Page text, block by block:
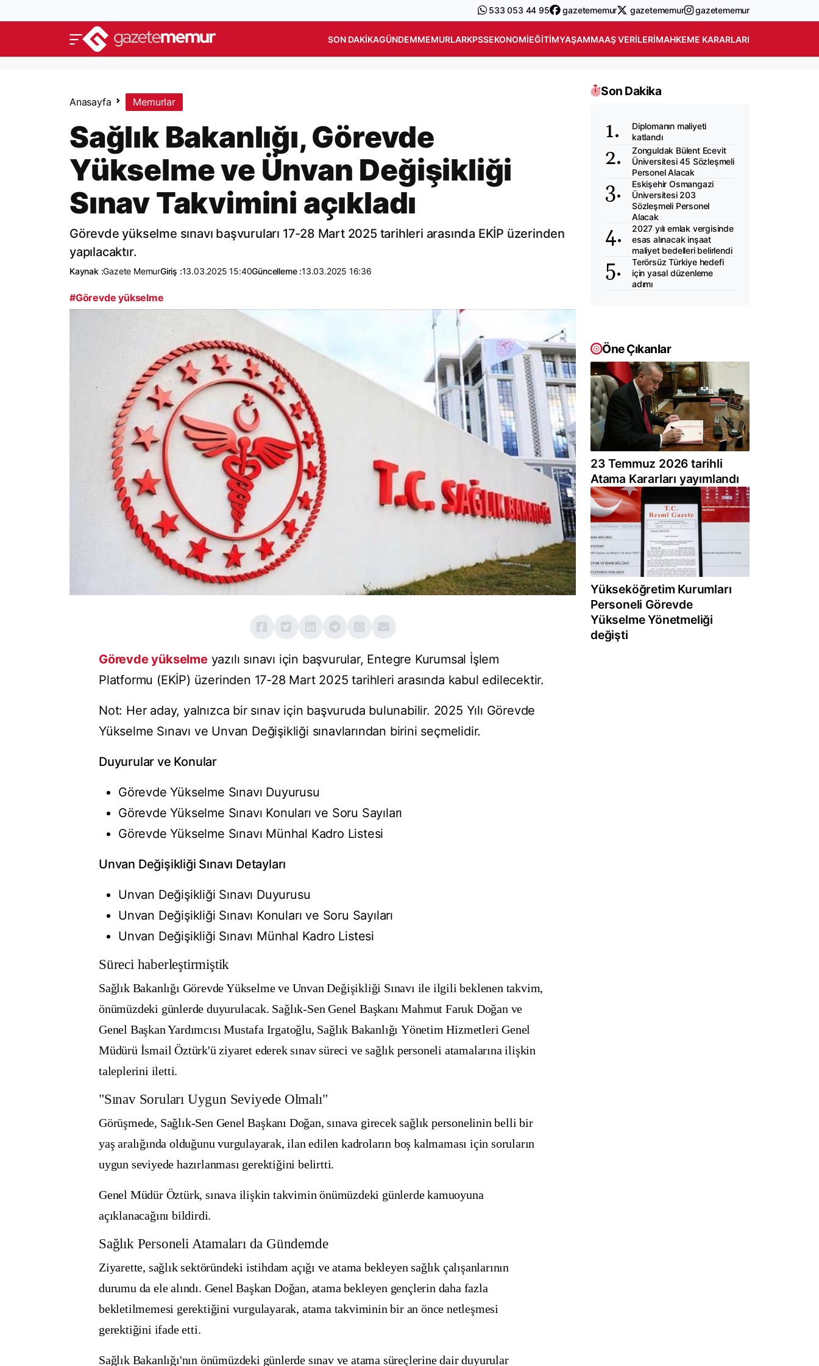
533 053 44 95 gazetememur gazetememur gazetememur
SON DAKIKAGÜNDEMMEMURLARKPSSEKONOMIEĞITIMYAŞAMMAAŞ VERILERIMAHKEME KARARLARI
Anasayfa Memurlar
Sağlık Bakanlığı, Görevde
Yükselme ve Ünvan Değişikliği
Sınav Takvimini açıkladı
Görevde yükselme sınavı başvuruları 17-28 Mart 2025 tarihleri arasında EKİP üzerinden
yapılacaktır.
Kaynak :Gazete MemurGiriş :13.03.2025 15:40Güncelleme :13.03.2025 16:36
#Görevde yükselme
Görevde yükselmeyazılı sınavı için başvurular, Entegre Kurumsal İşlem
Platformu (EKİP) üzerinden 17-28 Mart 2025 tarihleri arasında kabul edilecektir.
Not: Her aday, yalnızca bir sınav için başvuruda bulunabilir. 2025 Yılı Görevde
Yükselme Sınavı ve Unvan Değişikliği sınavlarından birini seçmelidir.
Duyurular ve Konular
Görevde Yükselme Sınavı Duyurusu
Görevde Yükselme Sınavı Konuları ve Soru Sayıları
Görevde Yükselme Sınavı Münhal Kadro Listesi
Unvan Değişikliği Sınavı Detayları
Unvan Değişikliği Sınavı Duyurusu
Unvan Değişikliği Sınavı Konuları ve Soru Sayıları
Unvan Değişikliği Sınavı Münhal Kadro Listesi
Süreci haberleştirmiştik
Sağlık Bakanlığı Görevde Yükselme ve Unvan Değişikliği Sınavı ile ilgili beklenen takvim,
önümüzdeki günlerde duyurulacak. Sağlık-Sen Genel BaşkanıMahmut Faruk Doğan ve
Genel Başkan YardımcısıMustafa Irgatoğlu, Sağlık BakanlığıYönetim Hizmetleri Genel
Müdürü İsmail Öztürk'ü ziyaret ederek sınav süreci ve sağlık personeli atamalarına ilişkin
taleplerini iletti.
"Sınav Soruları Uygun Seviyede Olmalı"
Görüşmede, Sağlık-Sen Genel Başkanı Doğan, sınava girecek sağlık personelininbelli bir
yaş aralığında olduğunu vurgulayarak,ilan edilen kadroların boş kalmaması için soruların
uygun seviyede hazırlanması gerektiğini belirtti.
Genel Müdür Öztürk, sınava ilişkin takviminönümüzdeki günlerde kamuoyuna
açıklanacağını bildirdi.
Sağlık Personeli Atamaları da Gündemde
Ziyarette, sağlık sektöründeki istihdam açığı ve atama bekleyen sağlık çalışanlarının
durumu da ele alındı. Genel BaşkanDoğan, atama bekleyen gençlerin daha fazla
bekletilmemesi gerektiğini vurgulayarak, atama takviminin bir an önce netleşmesi
gerektiğini ifade etti.
Sağlık Bakanlığı'nın önümüzdeki günlerde sınav ve atama süreçlerine dair duyurular
Son Dakika
Diplomanın maliyeti
katlandı
Zonguldak Bülent Ecevit
Üniversitesi 45 Sözleşmeli
Personel Alacak
Eskişehir Osmangazi
Üniversitesi 203
Sözleşmeli Personel
Alacak
2027 yılı emlak vergisinde
esas alınacak inşaat
maliyet bedelleri belirlendi
Terörsüz Türkiye hedefi
için yasal düzenleme
adımı
Öne Çıkanlar
23 Temmuz 2026 tarihli
Atama Kararları yayımlandı
Yükseköğretim Kurumları
Personeli Görevde
Yükselme Yönetmeliği
değişti